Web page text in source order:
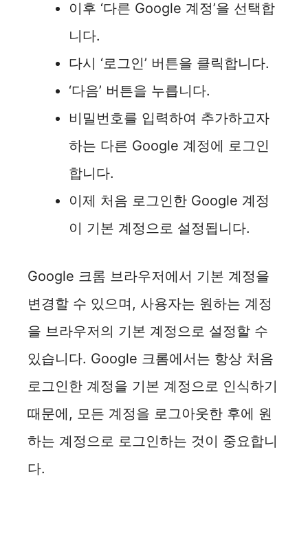
이후 ‘다른 Google 계정’을 선택합
니다.
다시 ‘로그인’ 버튼을 클릭합니다.
‘다음’ 버튼을 누릅니다.
비밀번호를 입력하여 추가하고자
하는 다른 Google 계정에 로그인
합니다.
이제 처음 로그인한 Google 계정
이 기본 계정으로 설정됩니다.
Google 크롬 브라우저에서 기본 계정을
변경할 수 있으며, 사용자는 원하는 계정
을 브라우저의 기본 계정으로 설정할 수
있습니다. Google 크롬에서는 항상 처음
로그인한 계정을 기본 계정으로 인식하기
때문에, 모든 계정을 로그아웃한 후에 원
하는 계정으로 로그인하는 것이 중요합니
다.